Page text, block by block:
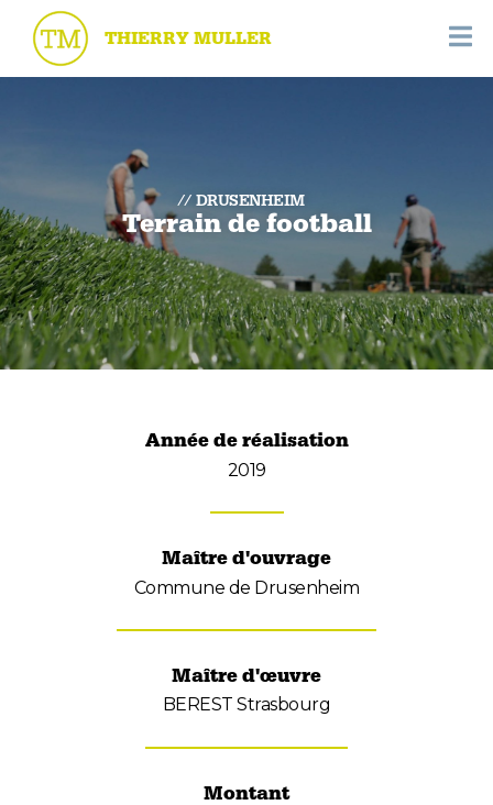
THIERRY MULLER
DRUSENHEIM
Terrain de football
Année de réalisation
2019
Maître d'ouvrage
Commune de Drusenheim
Maître d'œuvre
BEREST Strasbourg
Montant